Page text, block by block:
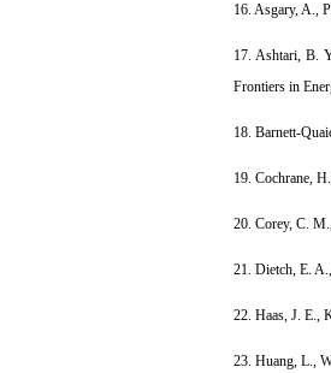
16. Asgary, A.,
17. Ashtari, B.
Frontiers in
18. Barnett-
19. Cochrane,
20. Corey, C.
21. Dietch, E.
22. Haas, J. E.,
23. Huang, L.,